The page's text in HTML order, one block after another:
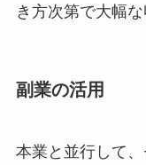
き方次第で大幅
副業の活用
本業と並行して